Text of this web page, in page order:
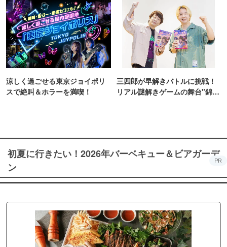
涼しく過ごせる東京ジョイポリ
スで絶叫＆ホラーを満喫！
三四郎が早解きバトルに挑戦！
リアル謎解きゲームの舞台"錦糸
初夏に行きたい！2026年バーベキュー＆ビアガーデ
ン
PR